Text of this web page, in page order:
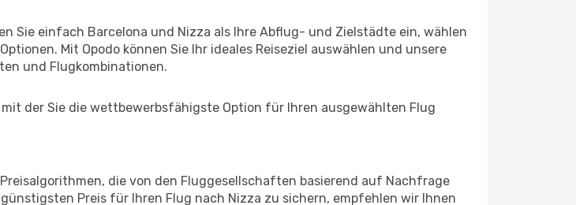
Sie einfach Barcelona und Nizza als Ihre Abflug- und Zielstädte ein, wählen
Mit Opodo können Sie Ihr ideales Reiseziel auswählen und unsere
und Flugkombinationen.
der Sie die wettbewerbsfähigste Option für Ihren ausgewählten Flug
die von den Fluggesellschaften basierend auf Nachfrage
Preis für Ihren Flug nach Nizza zu sichern, empfehlen wir Ihnen